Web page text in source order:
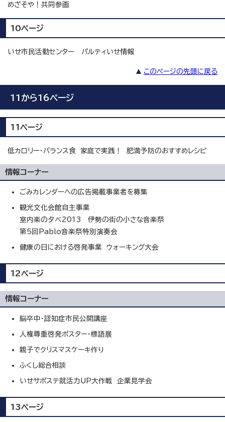
めざそや！共同参画
10ページ
いせ市民活動センター パルティいせ情報
このページの先頭に戻る
11から16ページ
11ページ
低カロリー・バランス食 家庭で実践！ 肥満予防のおすすめレシピ
情報コーナー
ごみカレンダーへの広告掲載事業者を募集
観光文化会館自主事業
室内楽の夕べ2013 伊勢の街の小さな音楽祭
第5回Pablo音楽祭特別演奏会
健康の日における啓発事業 ウォーキング大会
12ページ
情報コーナー
脳卒中・認知症市民公開講座
人権尊重啓発ポスター・標語展
親子でクリスマスケーキ作り
ふくし総合相談
いせサポステ就活力UP大作戦 企業見学会
13ページ